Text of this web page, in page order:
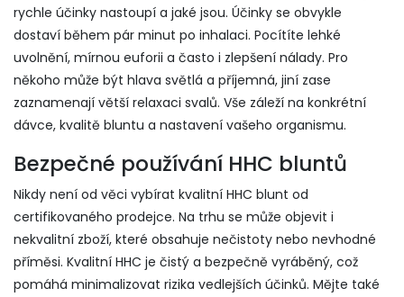
rychle účinky nastoupí a jaké jsou. Účinky se obvykle
dostaví během pár minut po inhalaci. Pocítíte lehké
uvolnění, mírnou euforii a často i zlepšení nálady. Pro
někoho může být hlava světlá a příjemná, jiní zase
zaznamenají větší relaxaci svalů. Vše záleží na konkrétní
dávce, kvalitě bluntu a nastavení vašeho organismu.
Bezpečné používání HHC bluntů
Nikdy není od věci vybírat kvalitní HHC blunt od
certifikovaného prodejce. Na trhu se může objevit i
nekvalitní zboží, které obsahuje nečistoty nebo nevhodné
příměsi. Kvalitní HHC je čistý a bezpečně vyráběný, což
pomáhá minimalizovat rizika vedlejších účinků. Mějte také